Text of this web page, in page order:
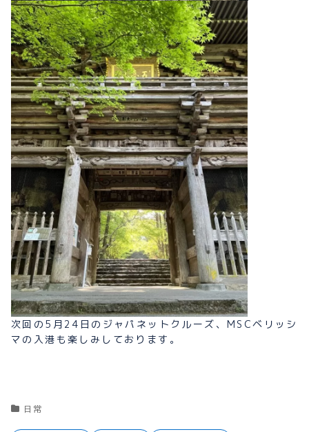
次回の5月24日のジャパネットクルーズ、MSCベリッシ
マの入港も楽しみしております。
日常